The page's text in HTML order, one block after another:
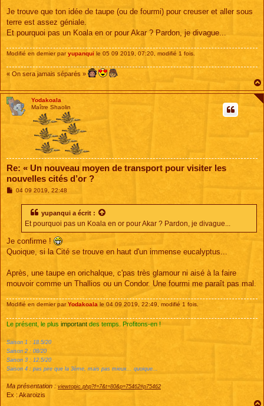
s
a
g
e
Je trouve que ton idée de taupe (ou de fourmi) pour creuser et aller sous
terre est assez géniale.
Et pourquoi pas un Koala en or pour Akar ? Pardon, je divague...
Modifié en dernier paryupanqui le 05 09 2019, 07:20, modifié 1 fois.
« On sera jamais séparés »
Yodakoala
Maître Shaolin
Re: « Un nouveau moyen de transport pour visiter les
nouvelles cités d’or ?
M04 09 2019, 22:48
yupanqui a écrit :
Et pourquoi pas un Koala en or pour Akar ? Pardon, je divague...
Je confirme !
Quoique, si la Cité se trouve en haut d'un immense eucalyptus...
Après, une taupe en orichalque, c'pas très glamour ni aisé à la faire
mouvoir comme un Thallios ou un Condor. Une fourmi me paraît pas mal.
Modifié en dernier par Yodakoala le 04 09 2019, 22:49, modifié 1 fois.
Le présent, le plus important des temps. Profitons-en !
Saison 1 : 18.5/20
Saison 2 : 08/20
Saison 3 : 12.5/20
Saison 4 : pas pire que la 3ème, mais pas mieux... quoique...
Ma présentation : viewtopic.php?f=7&t=80&p=75462#p75462
Ex : Akaroizis